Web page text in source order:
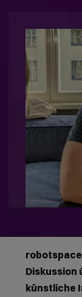
Diskussion
künstliche